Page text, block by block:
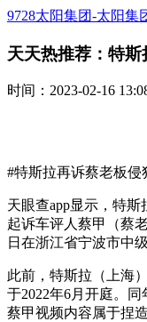
9728太阳集团-太阳集
天天热推荐：特斯
时间：2023-02-16
#特斯拉再诉蔡老板侵
天眼查app显示，特
起诉车评人蔡甲（蔡
日在浙江省宁波市中
此前，特斯拉（上海
于2022年6月开庭。
蔡甲视频内容属于捏